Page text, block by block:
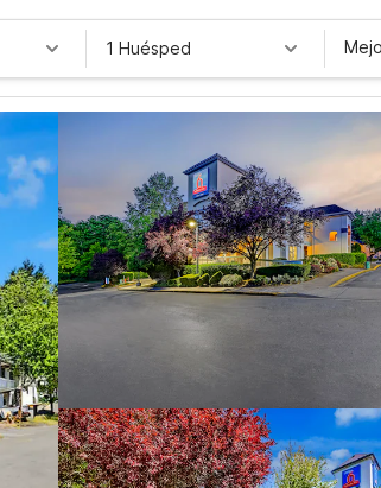
1 Huésped